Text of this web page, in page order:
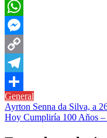
Pinterest
WhatsApp
Messenger
Copy
Link
Telegram
Compartir
General
Navegación
de
Ayrton Senna da Silva, a
Hoy Cumpliría 100 Años